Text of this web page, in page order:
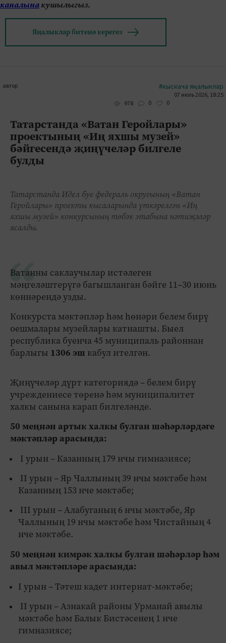
каналынакушылыгыз.
Яңалыклар битенә керегез
автор #кыскача яңалыклар
07 июль 2026, 18:25
978
0 0
Татарстанда «Ватан Геройлары»
проектының «Иң яхшы музей»
бәйгесендә җиңүчеләр билгеле
булды
Татарстанда Идел буе федераль округының «Ватан
Геройлары» проекты кысаларында үткәрелгән «Иң
яхшы музей» конкурсының төбәк этабына нәтиҗәләр
ясалды.
Ватанны саклаучылар истәлеген
мәңгеләштерүгә багышланган бәйге 11–30 июнь
көннәрендә узды.
Конкурста мәктәпләр һәм һөнәри белем бирү
оешмалары музейлары катнашты. Быел
республика буенча 45 муниципаль районнан
барлыгы 1306 эш кабул ителгән.
Җиңүчеләр дүрт категориядә – белем бирү
учреждениесе төренә һәм муниципалитет
халкы санына карап билгеләнде.
50 меңнән артык халкы булган шәһәрләрдәге
мәктәпләр арасында:
I урын – Казанның 179 нчы гимназиясе;
II урын – Яр Чаллының 39 нчы мәктәбе һәм
Казанның 153 нче мәктәбе;
III урын – Алабуганың 6 нчы мәктәбе, Яр
Чаллының 19 нчы мәктәбе һәм Чистайның 4
нче мәктәбе.
50 меңнән кимрәк халкы булган шәһәрләр һәм
авыл мәктәпләре арасында:
I урын – Тәтеш кадет интернат-мәктәбе;
II урын – Азнакай районы Урманай авылы
мәктәбе һәм Балык Бистәсенең 1 нче
гимназиясе;